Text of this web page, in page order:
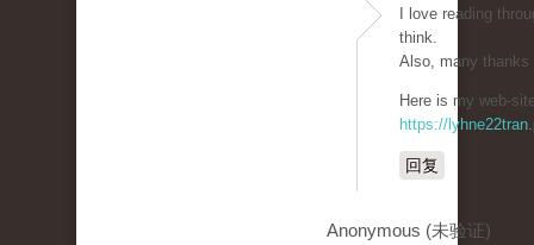
I love reading
think.
Also, many thanks
Here is my web-
https://
回复
Anonymous (未验证)